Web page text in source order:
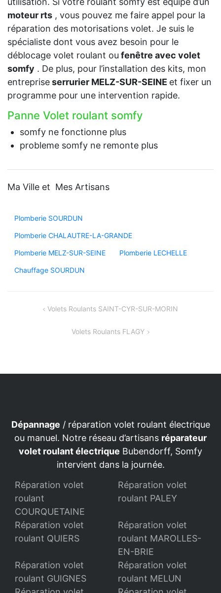
moteur rts , vous pouvez me faire appel pour la
réparation des motorisations volet. Je suis le
spécialiste dont vous avez besoin pour le
déblocage volet roulant ou fenêtre avec volet
somfy . De plus, pour l’installation des kits, mon
entrepriseserrurier MELZ-SUR-SEINE et fixer un
programme pour une intervention rapide.
Panne Volet roulant somfy
somfy ne fonctionne plus
probleme somfy ne remonte plus
Ma Ville et Mes Artisans
Plomberie SOURDUN
Plomberie CHALAUTRE-LA-GRANDE
Plomberie MELZ-SUR-SEINE Plomberie LECHELLE
Chauffage SOURDUN
NavigationVolets Roulants SAINT-CYR-SUR-MORIN
Volets Roulants FLAGY
Dépannage / réparation volet roulant électrique
ou manuel. Notre réseau d’artisans réparateur
volet roulant électrique Bubendorff, Somfy
intervient dans la journée.
Réparation volet
roulant
COURQUETAINE
Réparation volet
roulant PALEY
Réparation volet
roulant QUIERS
Réparation volet
roulant MAROLLES-
EN-BRIE
Réparation volet
roulant GUIGNES
Réparation volet
roulant MELUN